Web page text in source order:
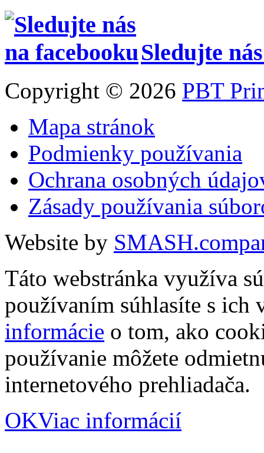
Sledujte
Copyright © 2026 PBT
Mapa stránok
Podmienky používania
Ochrana osobných
Zásady používania
Website by
Táto webstránka využíva
používaním súhlasíte s
informácie o tom, ako
používanie môžete
internetového prehliadača.
OKViac informácií